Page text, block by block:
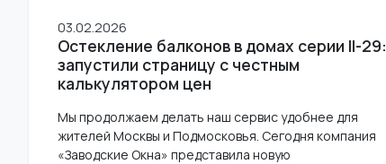
03.02.2026
Остекление балконов в домах серии II-29:
запустили страницу с честным
калькулятором цен
Мы продолжаем делать наш сервис удобнее для
жителей Москвы и Подмосковья. Сегодня компания
«Заводские Окна» представила новую